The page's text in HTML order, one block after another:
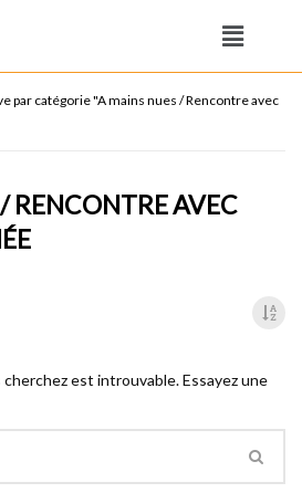
par catégorie "A mains nues / Rencontre avec
RENCONTRE AVEC
est introuvable. Essayez une